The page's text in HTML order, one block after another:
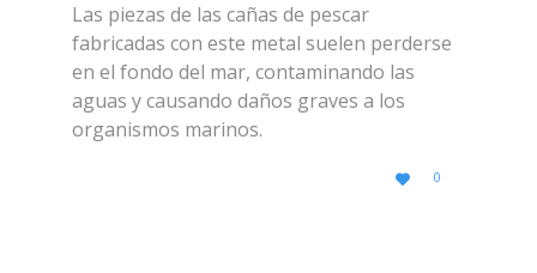
Las piezas de las cañas de pescar
fabricadas con este metal suelen perderse
en el fondo del mar, contaminando las
aguas y causando daños graves a los
organismos marinos.

LOVE
IT
0